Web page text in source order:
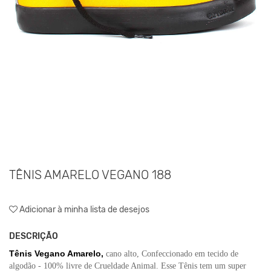
TÊNIS AMARELO VEGANO 188
Adicionar à minha lista de desejos
DESCRIÇÃO
Tênis Vegano Amarelo, cano alto, Confeccionado em tecido de
algodão - 100% livre de Crueldade Animal. Esse Tênis tem um super